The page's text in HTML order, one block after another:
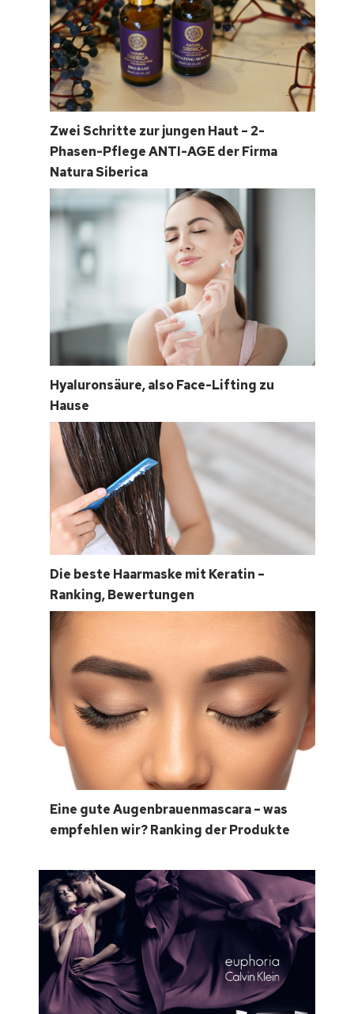
Zwei Schritte zur jungen Haut – 2-
Phasen-Pflege ANTI-AGE der Firma
Natura Siberica
Hyaluronsäure, also Face-Lifting zu
Hause
Die beste Haarmaske mit Keratin –
Ranking, Bewertungen
Eine gute Augenbrauenmascara – was
empfehlen wir? Ranking der Produkte